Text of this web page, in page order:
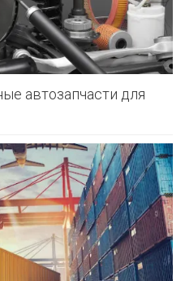
автозапчасти для